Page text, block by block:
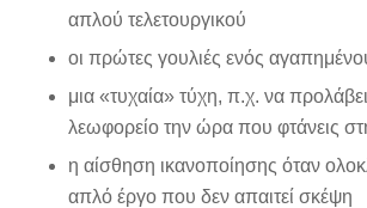
απλού τελετουργικού
οι πρώτες γουλιές ενός
μια «τυχαία» τύχη, π.χ. να
λεωφορείο την ώρα που φτάνεις
η αίσθηση ικανοποίησης όταν
απλό έργο που δεν απαιτεί σκέψη